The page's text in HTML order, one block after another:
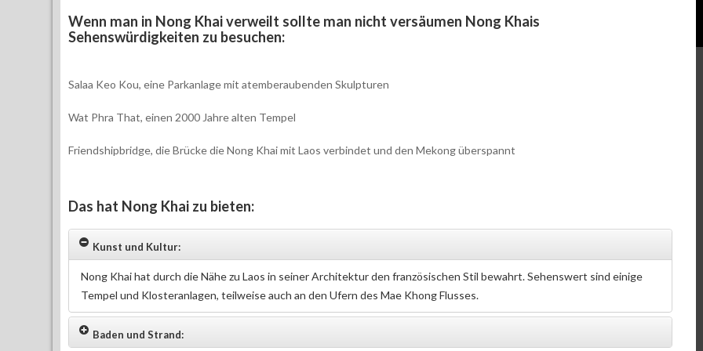
Wenn man in Nong Khai verweilt sollte man nicht versäumen Nong Khais
Sehenswürdigkeiten zu besuchen:
Salaa Keo Kou, eine Parkanlage mit atemberaubenden Skulpturen
Wat Phra That, einen 2000 Jahre alten Tempel
Friendshipbridge, die Brücke die Nong Khai mit Laos verbindet und den Mekong überspannt
Das hat Nong Khai zu bieten:
Kunst und Kultur:
Nong Khai hat durch die Nähe zu Laos in seiner Architektur den französischen Stil bewahrt. Sehenswert sind einige
Tempel und Klosteranlagen, teilweise auch an den Ufern des Mae Khong Flusses.
Baden und Strand: